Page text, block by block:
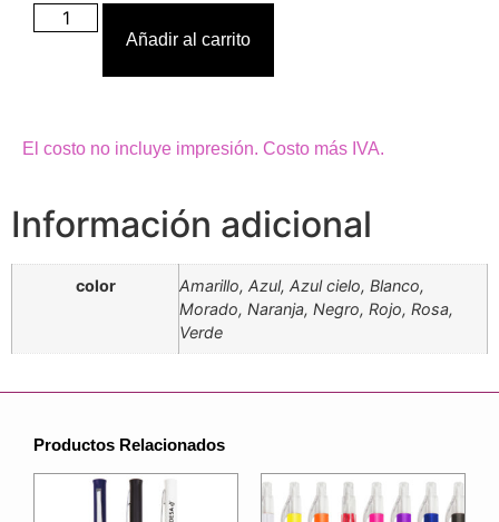
Añadir al carrito
El costo no incluye impresión. Costo más IVA.
Información adicional
color
Amarillo, Azul, Azul cielo, Blanco,
Morado, Naranja, Negro, Rojo, Rosa,
Verde
Productos Relacionados